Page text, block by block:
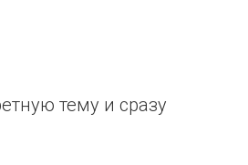
тему и сразу